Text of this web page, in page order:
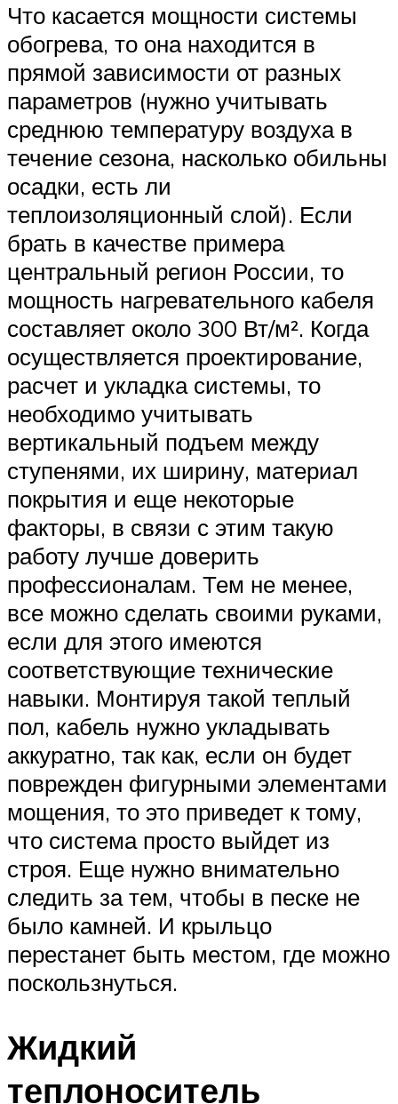
Что касается мощности системы
обогрева, то она находится в
прямой зависимости от разных
параметров (нужно учитывать
среднюю температуру воздуха в
течение сезона, насколько обильны
осадки, есть ли
теплоизоляционный слой). Если
брать в качестве примера
центральный регион России, то
мощность нагревательного кабеля
составляет около 300 Вт/м². Когда
осуществляется проектирование,
расчет и укладка системы, то
необходимо учитывать
вертикальный подъем между
ступенями, их ширину, материал
покрытия и еще некоторые
факторы, в связи с этим такую
работу лучше доверить
профессионалам. Тем не менее,
все можно сделать своими руками,
если для этого имеются
соответствующие технические
навыки. Монтируя такой теплый
пол, кабель нужно укладывать
аккуратно, так как, если он будет
поврежден фигурными элементами
мощения, то это приведет к тому,
что система просто выйдет из
строя. Еще нужно внимательно
следить за тем, чтобы в песке не
было камней. И крыльцо
перестанет быть местом, где можно
поскользнуться.
Жидкий
теплоноситель